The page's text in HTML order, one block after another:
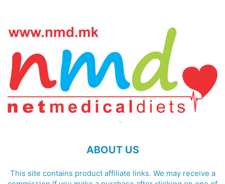
ABOUT US
This site contains product affiliate links. We may receive a